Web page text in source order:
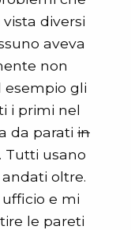
diversi
aveva
non
esempio gli
i primi nel
da parati in
Tutti usano
oltre.
e mi
le pareti